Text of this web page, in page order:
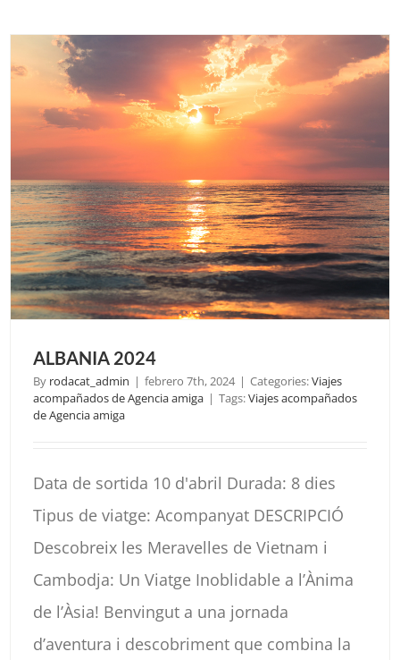
ALBANIA 2024
By rodacat_admin | febrero 7th, 2024 | Categories:Viajes
acompañados de Agencia amiga | Tags:Viajes acompañados
de Agencia amiga
Data de sortida 10 d'abril Durada: 8 dies
Tipus de viatge: Acompanyat DESCRIPCIÓ
Descobreix les Meravelles de Vietnam i
Cambodja: Un Viatge Inoblidable a l’Ànima
de l’Àsia! Benvingut a una jornada
d’aventura i descobriment que combina la